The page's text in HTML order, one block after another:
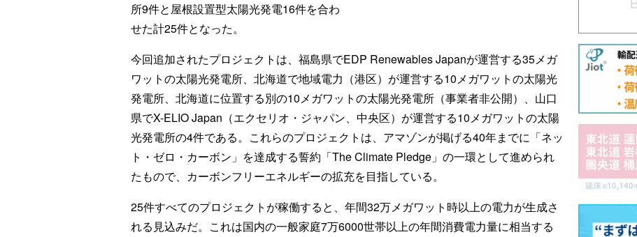
所9件と屋根設置型太陽光発電16件を合わ
せた計25件となった。
今回追加されたプロジェクトは、福島県でEDP Renewables Japanが運営する35メガ
ワットの太陽光発電所、北海道で地域電力（港区）が運営する10メガワットの太陽光
発電所、北海道に位置する別の10メガワットの太陽光発電所（事業者非公開）、山口
県でX-ELIO Japan（エクセリオ・ジャパン、中央区）が運営する10メガワットの太陽
光発電所の4件である。これらのプロジェクトは、アマゾンが掲げる40年までに「ネッ
ト・ゼロ・カーボン」を達成する誓約「The Climate Pledge」の一環として進められ
たもので、カーボンフリーエネルギーの拡充を目指している。
25件すべてのプロジェクトが稼働すると、年間32万メガワット時以上の電力が生成さ
れる見込みだ。これは国内の一般家庭7万6000世帯以上の年間消費電力量に相当する